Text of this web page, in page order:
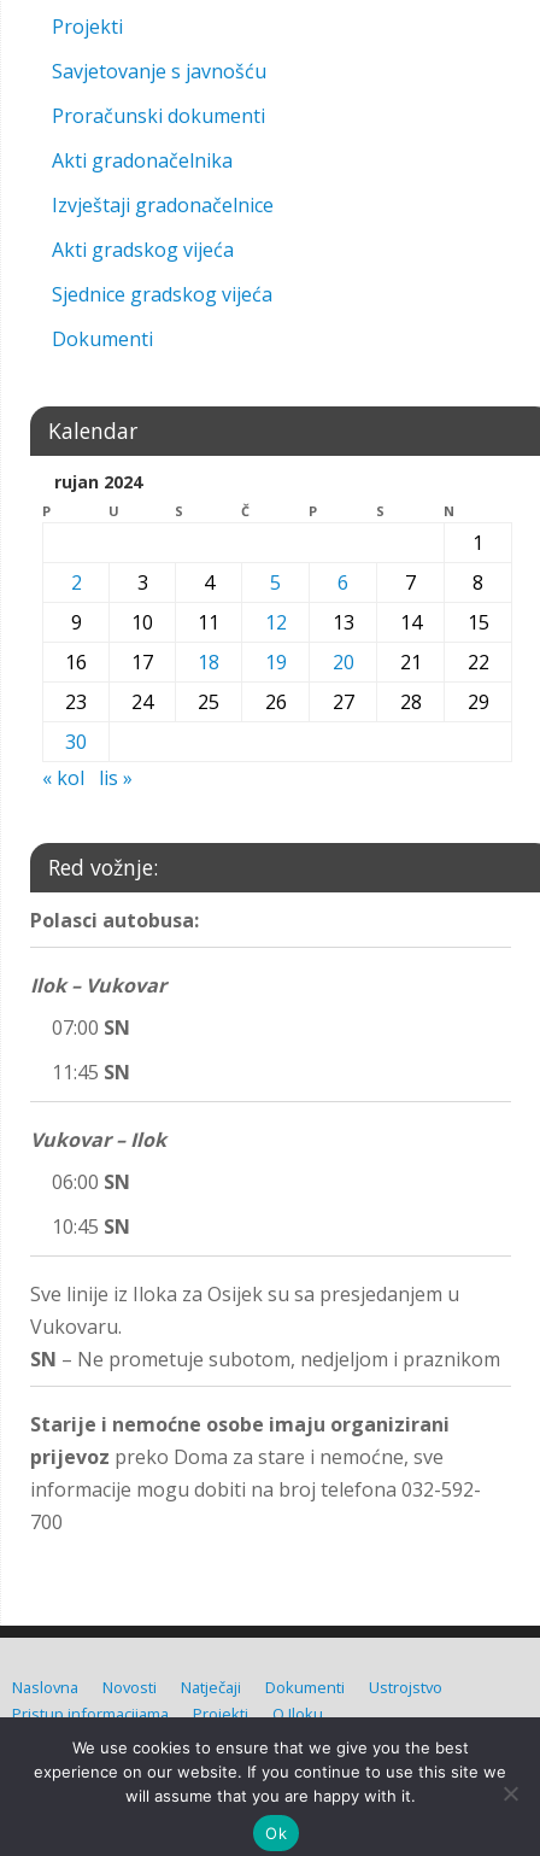
Projekti
Savjetovanje s javnošću
Proračunski dokumenti
Akti gradonačelnika
Izvještaji gradonačelnice
Akti gradskog vijeća
Sjednice gradskog vijeća
Dokumenti
Kalendar
rujan 2024
P U S Č P S N
1
2
3 4 5 6 7
8
9
10 11 12 13 14
15
16
17 18 19 20 21
22
23
24 25 26 27 28
29
30
« kol
lis »
Red vožnje:
Polasci autobusa:
Ilok – Vukovar
07:00 SN
11:45 SN
Vukovar – Ilok
06:00 SN
10:45 SN
Sve linije iz Iloka za Osijek su sa presjedanjem u
Vukovaru.
SN – Ne prometuje subotom, nedjeljom i praznikom
Starije i nemoćne osobe imaju organizirani
prijevoz preko Doma za stare i nemoćne, sve
informacije mogu dobiti na broj telefona 032-592-
700
Naslovna Novosti Natječaji Dokumenti
Ustrojstvo
Pristup informacijama
Projekti O Iloku
Grad Ilok (C) Sva prava pridržana. Izradio: Admin d.o.o.
Grad Ilok| Powered by Mantra&WordPress.
We use cookies to ensure that we give you the best
experience on our website. If you continue to use this site we
will assume that you are happy with it.
Ok